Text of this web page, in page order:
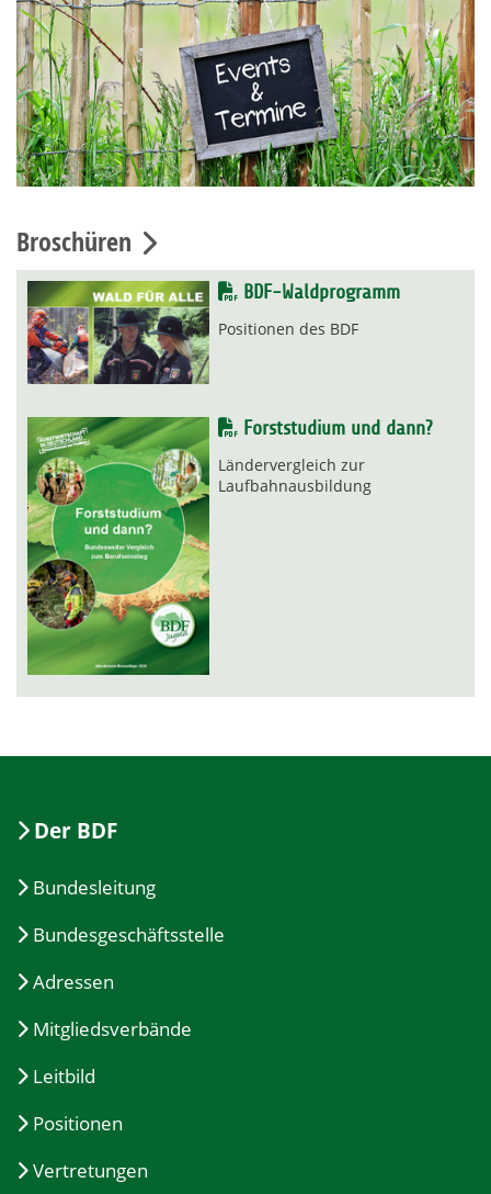
Broschüren
BDF-Waldprogramm
Positionen des BDF
Forststudium und dann?
Ländervergleich zur
Laufbahnausbildung
Der BDF
Bundesleitung
Bundesgeschäftsstelle
Adressen
Mitgliedsverbände
Leitbild
Positionen
Vertretungen